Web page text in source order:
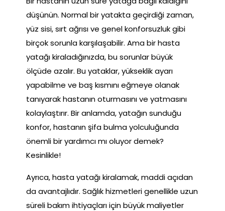
düşünün. Normal bir yatakta geçirdiği zaman,
yüz sisi, sırt ağrısı ve genel konforsuzluk gibi
birçok sorunla karşılaşabilir. Ama bir hasta
yatağı kiraladığınızda, bu sorunlar büyük
ölçüde azalır. Bu yataklar, yükseklik ayarı
yapabilme ve baş kısmını eğmeye olanak
tanıyarak hastanın oturmasını ve yatmasını
kolaylaştırır. Bir anlamda, yatağın sunduğu
konfor, hastanın şifa bulma yolculuğunda
önemli bir yardımcı mı oluyor demek?
Kesinlikle!
Ayrıca, hasta yatağı kiralamak, maddi açıdan
da avantajlıdır. Sağlık hizmetleri genellikle uzun
süreli bakım ihtiyaçları için büyük maliyetler